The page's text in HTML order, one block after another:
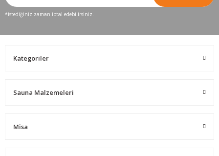
*istediğiniz zaman iptal edebilirsiniz.
Kategoriler
Sauna Malzemeleri
Misa